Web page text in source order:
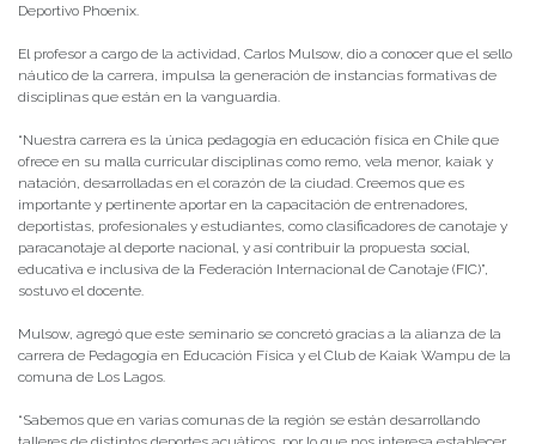
Deportivo Phoenix.
El profesor a cargo de la actividad, Carlos Mulsow, dio a conocer que el sello
náutico de la carrera, impulsa la generación de instancias formativas de
disciplinas que están en la vanguardia.
“Nuestra carrera es la única pedagogía en educación física en Chile que
ofrece en su malla curricular disciplinas como remo, vela menor, kaiak y
natación, desarrolladas en el corazón de la ciudad. Creemos que es
importante y pertinente aportar en la capacitación de entrenadores,
deportistas, profesionales y estudiantes, como clasificadores de canotaje y
paracanotaje al deporte nacional, y así contribuir la propuesta social,
educativa e inclusiva de la Federación Internacional de Canotaje (FIC)”,
sostuvo el docente.
Mulsow, agregó que este seminario se concretó gracias a la alianza de la
carrera de Pedagogía en Educación Física y el Club de Kaiak Wampu de la
comuna de Los Lagos.
“Sabemos que en varias comunas de la región se están desarrollando